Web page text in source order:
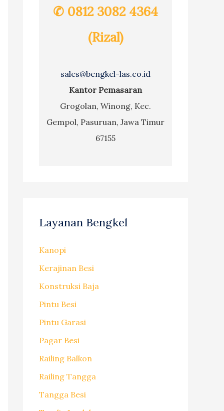
✆ 0812 3082 4364
(Rizal)
sales@bengkel-las.co.id
Kantor Pemasaran
Grogolan, Winong, Kec.
Gempol, Pasuruan, Jawa Timur
67155
Layanan Bengkel
Kanopi
Kerajinan Besi
Konstruksi Baja
Pintu Besi
Pintu Garasi
Pagar Besi
Railing Balkon
Railing Tangga
Tangga Besi